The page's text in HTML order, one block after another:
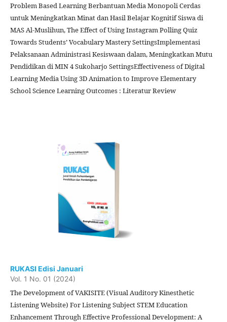
Problem Based Learning Berbantuan Media Monopoli Cerdas
untuk Meningkatkan Minat dan Hasil Belajar Kognitif Siswa di
MAS Al-Muslihun, The Effect of Using Instagram Polling Quiz
Towards Students’ Vocabulary Mastery SettingsImplementasi
Pelaksanaan Administrasi Kesiswaan dalam, Meningkatkan Mutu
Pendidikan di MIN 4 Sukoharjo SettingsEffectiveness of Digital
Learning Media Using 3D Animation to Improve Elementary
School Science Learning Outcomes : Literatur Review
RUKASI Edisi Januari
Vol. 1 No. 01 (2024)
The Development of VAKISITE (Visual Auditory Kinesthetic
Listening Website) For Listening Subject STEM Education
Enhancement Through Effective Professional Development: A